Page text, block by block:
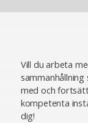
Vill du arbeta
med och
kompetenta
dig!